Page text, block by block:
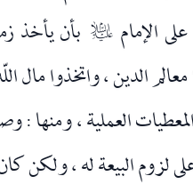
الإمام عليه‌السلام بأن يأخذ
الدين ، واتخذوا مال
العملية ، ومنها :
لزوم البيعة له ، ولكن